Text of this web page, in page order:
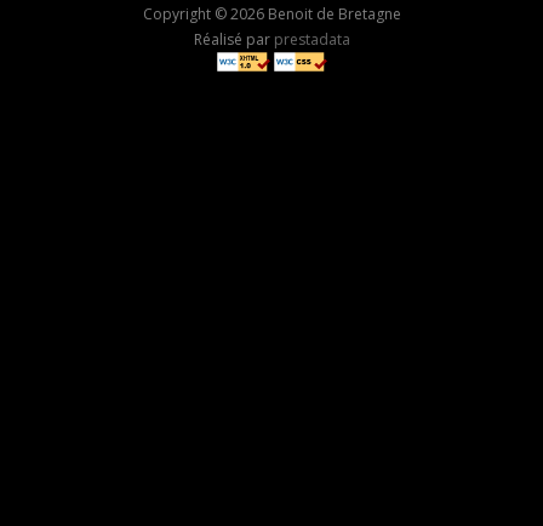
Copyright © 2026 Benoit de Bretagne
Réalisé par prestadata